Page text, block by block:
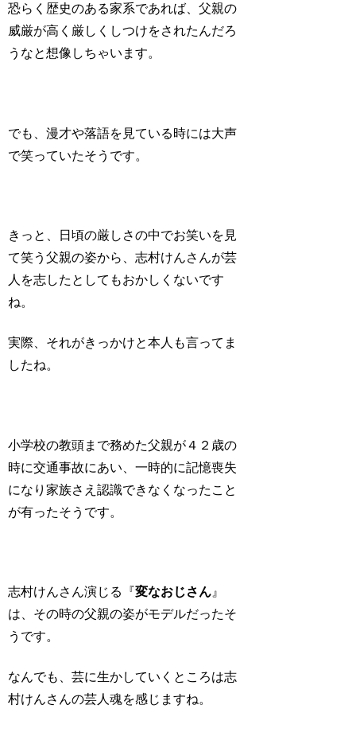
恐らく歴史のある家系であれば、父親の
威厳が高く厳しくしつけをされたんだろ
うなと想像しちゃいます。
でも、漫才や落語を見ている時には大声
で笑っていたそうです。
きっと、日頃の厳しさの中でお笑いを見
て笑う父親の姿から、志村けんさんが芸
人を志したとしてもおかしくないです
ね。
実際、それがきっかけと本人も言ってま
したね。
小学校の教頭まで務めた父親が４２歳の
時に交通事故にあい、一時的に記憶喪失
になり家族さえ認識できなくなったこと
が有ったそうです。
志村けんさん演じる『変なおじさん 』
は、 その時の父親の姿がモデルだったそ
うです。
なんでも、芸に生かしていくところは志
村けんさんの芸人魂を感じますね。